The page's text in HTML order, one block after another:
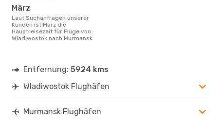
März
Laut Suchanfragen unserer
Kunden ist März die
Hauptreisezeit für Flüge von
Wladiwostok nach Murmansk
Entfernung: 5924 kms
Wladiwostok Flughäfen
Murmansk Flughäfen